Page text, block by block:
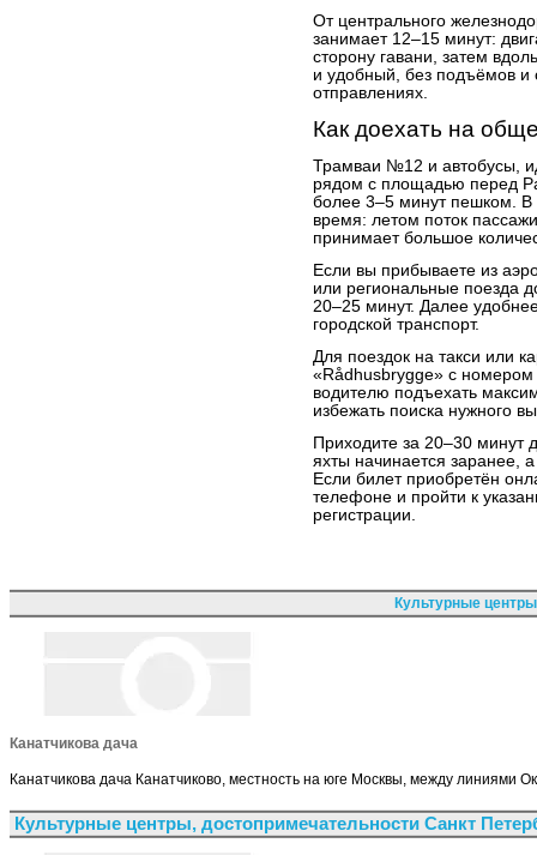
От центрального
занимает 12–15 минут:
сторону гавани, затем
и удобный, без подъёмов и
отправлениях.
Как доехать на
Трамваи №12 и автобусы,
рядом с площадью перед
более 3–5 минут пешком. В
время: летом поток
принимает большое
Если вы прибываете из
или региональные поезда
20–25 минут. Далее
городской транспорт.
Для поездок на такси или
«Rådhusbrygge» с номером
водителю подъехать
избежать поиска нужного
Приходите за 20–30 минут
яхты начинается заранее,
Если билет приобретён
телефоне и пройти к
регистрации.
Культурные
Канатчикова дача
Канатчикова дача Канатчиково, местность на юге Москвы, между линиями
Культурные центры, достопримечательности Санкт